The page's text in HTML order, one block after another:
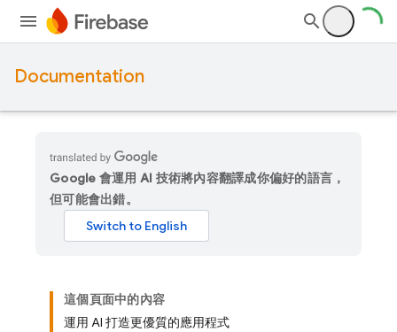
Documentation
Google 會運用 AI 技術將內容翻譯成你偏好的語言，
但可能會出錯。
這個頁面中的內容
運用 AI 打造更優質的應用程式